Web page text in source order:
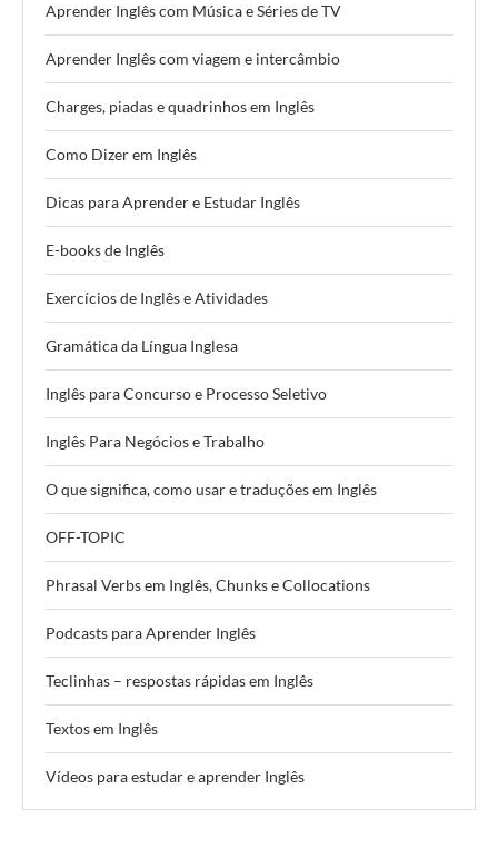
Aprender Inglês com Música e Séries de TV
Aprender Inglês com viagem e intercâmbio
Charges, piadas e quadrinhos em Inglês
Como Dizer em Inglês
Dicas para Aprender e Estudar Inglês
E-books de Inglês
Exercícios de Inglês e Atividades
Gramática da Língua Inglesa
Inglês para Concurso e Processo Seletivo
Inglês Para Negócios e Trabalho
O que significa, como usar e traduções em Inglês
OFF-TOPIC
Phrasal Verbs em Inglês, Chunks e Collocations
Podcasts para Aprender Inglês
Teclinhas – respostas rápidas em Inglês
Textos em Inglês
Vídeos para estudar e aprender Inglês